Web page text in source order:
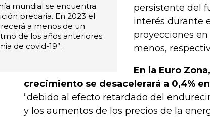
mundial se encuentra
precaria. En 2023 el
a menos de un
de los años anteriores
de covid-19”.
persistente del
interés durante
proyecciones en
menos,
En la Euro
crecimiento se desacelerará a 0,4%
“debido al efecto retardado del
y los aumentos de los precios de la